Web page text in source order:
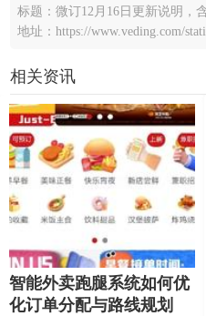
标题：微订12月16日更新说明，
地址：https://www.veding.com/
相关资讯
智能外卖跑腿系统如何优
化订单分配与路线规划